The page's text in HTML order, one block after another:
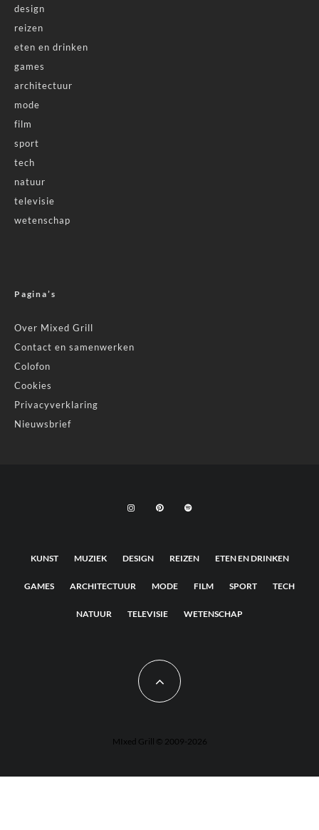
design
reizen
eten en drinken
games
architectuur
mode
film
sport
tech
natuur
televisie
wetenschap
Pagina’s
Over Mixed Grill
Contact en samenwerken
Colofon
Cookies
Privacyverklaring
Nieuwsbrief
KUNST MUZIEK DESIGN REIZEN ETEN EN DRINKEN
GAMES ARCHITECTUUR MODE FILM SPORT TECH
NATUUR TELEVISIE WETENSCHAP
MIxed Grill © 2009-2026